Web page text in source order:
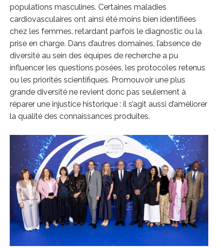
populations masculines. Certaines maladies
cardiovasculaires ont ainsi été moins bien identifiées
chez les femmes, retardant parfois le diagnostic ou la
prise en charge. Dans d’autres domaines, l’absence de
diversité au sein des équipes de recherche a pu
influencer les questions posées, les protocoles retenus
ou les priorités scientifiques. Promouvoir une plus
grande diversité ne revient donc pas seulement à
réparer une injustice historique : il s’agit aussi d’améliorer
la qualité des connaissances produites.